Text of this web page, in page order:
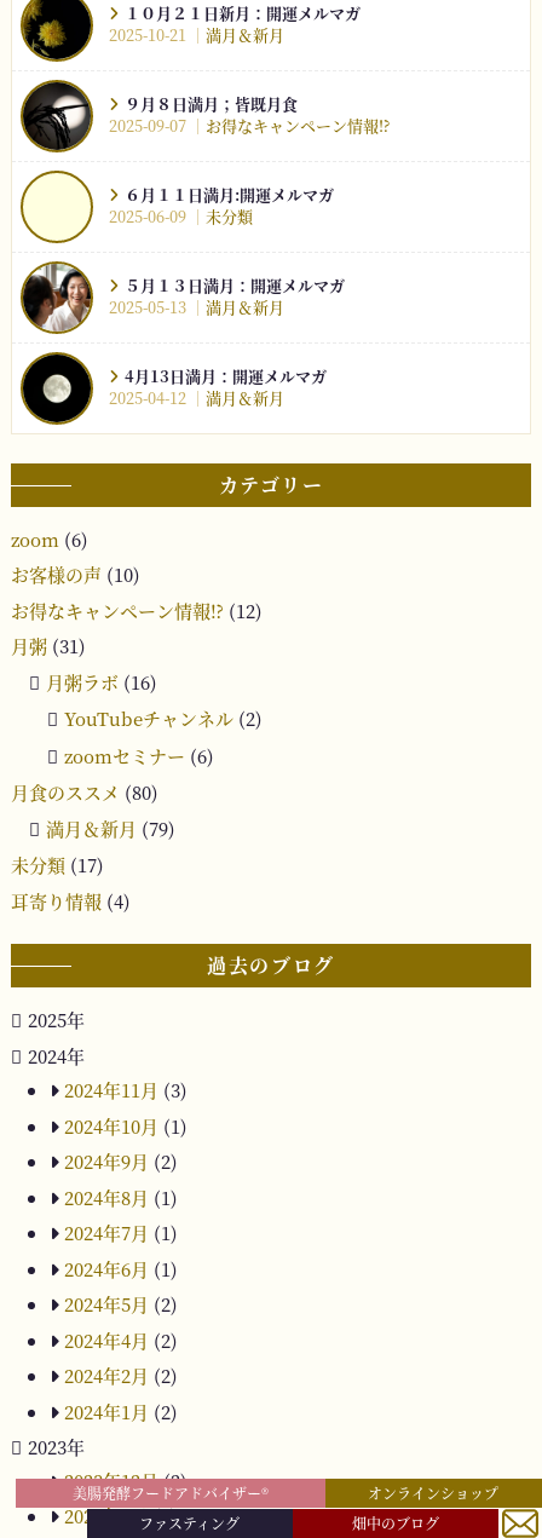
１０月２１日新月：開運メルマガ
2025-10-21
満月＆新月
９月８日満月；皆既月食
2025-09-07
お得なキャンペーン情報⁉︎
６月１１日満月:開運メルマガ
2025-06-09
未分類
５月１３日満月：開運メルマガ
2025-05-13
満月＆新月
4月13日満月：開運メルマガ
2025-04-12
満月＆新月
カテゴリー
zoom (6)
お客様の声 (10)
お得なキャンペーン情報⁉︎ (12)
月粥(31)
月粥ラボ (16)
YouTubeチャンネル(2)
zoomセミナー (6)
月食のススメ (80)
満月＆新月 (79)
未分類(17)
耳寄り情報 (4)
過去のブログ
2025年
2024年
2024年11月 (3)
2024年10月 (1)
2024年9月 (2)
2024年8月 (1)
2024年7月 (1)
2024年6月 (1)
2024年5月 (2)
2024年4月 (2)
2024年2月 (2)
2024年1月 (2)
2023年
2023年12月(2)
2023年9月(1)
美腸発酵フードアドバイザー®︎
オンラインショップ
ファスティング
畑中のブログ